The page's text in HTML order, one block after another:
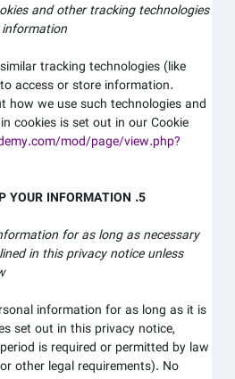
and other tracking technologies
information.
similar tracking technologies (like
to access or store information.
how we use such technologies and
cookies is set out in our Cookie
mod/page/view.php?
for as long as necessary
in this privacy notice unless
information for as long as it is
set out in this privacy notice,
period is required or permitted by law
or other legal requirements). No